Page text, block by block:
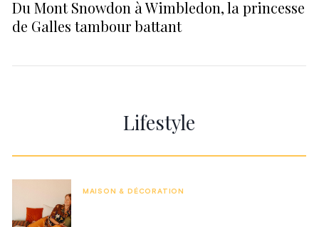
Du Mont Snowdon à Wimbledon, la princesse
de Galles tambour battant
Lifestyle
MAISON & DÉCORATION